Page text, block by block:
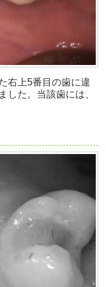
右上5番目の歯に違
した。当該歯には、